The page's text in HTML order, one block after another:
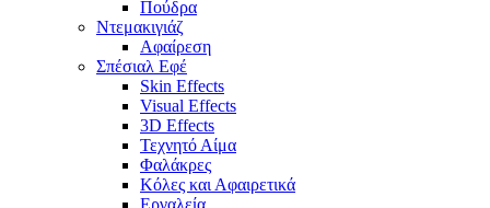
Πούδρα
Ντεμακιγιάζ
Αφαίρεση
Σπέσιαλ Εφέ
Skin Effects
Visual Effects
3D Effects
Τεχνητό Αίμα
Φαλάκρες
Κόλες και Αφαιρετικά
Εργαλεία